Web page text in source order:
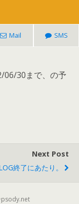
Mail SMS
06/30まで、の予
Next Post
終了にあたり。